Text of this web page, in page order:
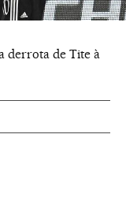
derrota de Tite à